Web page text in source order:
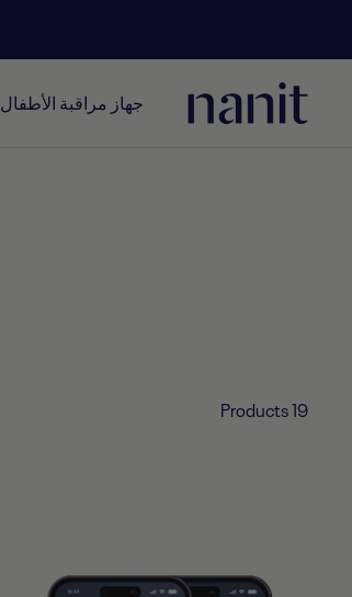
جهاز مراقبة الأطفال
Nanit
UAE
19 Products